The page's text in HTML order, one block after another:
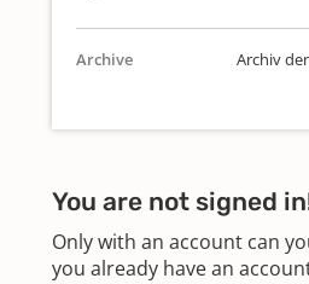
Archive Archiv
You are not signed
Only with an account can
you already have an